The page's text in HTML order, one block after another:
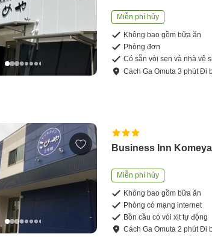
Miễn phí hủy
Không bao gồm bữa ăn
Phòng đơn
Có sẵn vòi sen và nhà vệ
CáchGa Omuta 3 phútĐi
Business Inn
Miễn phí hủy
Không bao gồm bữa ăn
Phòng có mạng internet
Bồn cầu có vòi xịt tự động
CáchGa Omuta 2 phútĐi